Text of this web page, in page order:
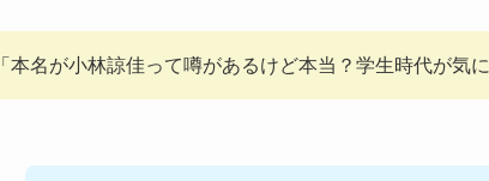
「本名が小林諒佳って噂があるけど本当？学生時代が気に